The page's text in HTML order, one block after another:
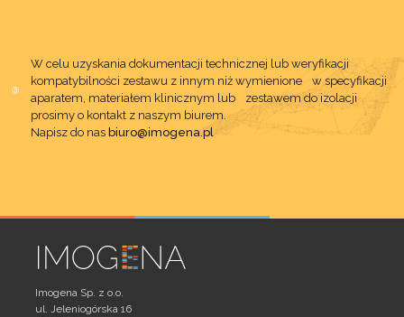
W celu uzyskania dokumentacji technicznej lub weryfikacji
kompatybilności zestawu z innym niż wymienione w specyfikacji
aparatem, materiałem klinicznym lub zestawem do izolacji
prosimy o kontakt z naszym biurem.
Napisz do nas biuro@imogena.pl
Imogena Sp. z o.o.
ul. Jeleniogórska 16